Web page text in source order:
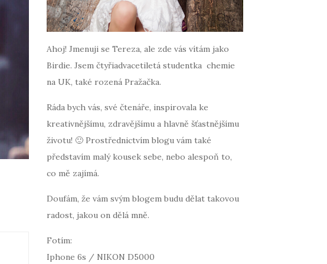
Ahoj! Jmenuji se Tereza, ale zde vás vítám jako
Birdie. Jsem čtyřiadvacetiletá studentka chemie
na UK, také rozená Pražačka.
Ráda bych vás, své čtenáře, inspirovala ke
kreativnějšímu, zdravějšímu a hlavně šťastnějšímu
životu! 🙂 Prostřednictvím blogu vám také
představím malý kousek sebe, nebo alespoň to,
co mě zajímá.
Doufám, že vám svým blogem budu dělat takovou
radost, jakou on dělá mně.
Fotím:
Iphone 6s / NIKON D5000